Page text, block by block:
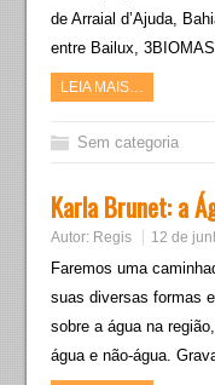
de Arraial d’Ajuda,
entre Bailux,
LEIA MAIS…
Sem categoria
Karla Brunet: a
Autor: Regis 12 de
Faremos uma
suas diversas formas
sobre a água na
água e não-água.